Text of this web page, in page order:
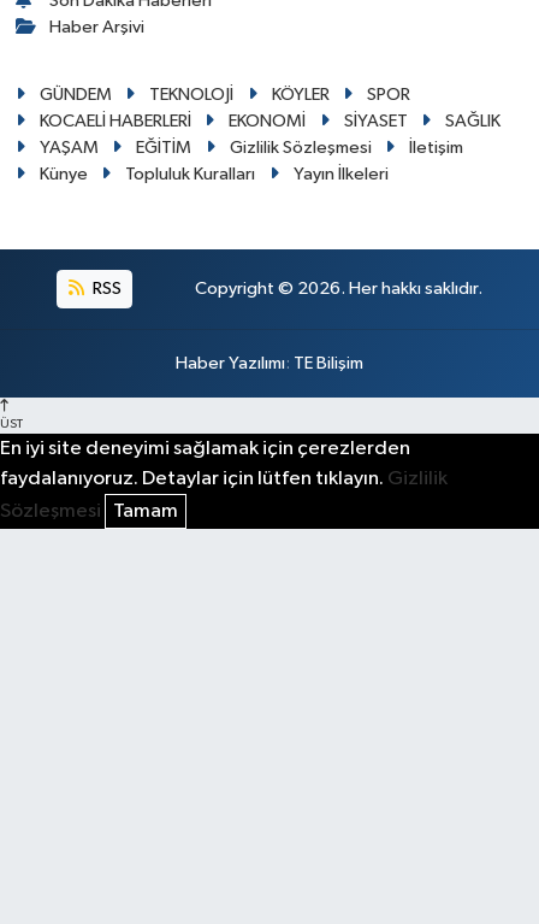
Haber Arşivi
GÜNDEM TEKNOLOJİ KÖYLER
SPOR
KOCAELİ HABERLERİ
EKONOMİ SİYASET
SAĞLIK
YAŞAM
EĞİTİM Gizlilik Sözleşmesi
İletişim
Künye
Topluluk Kuralları Yayın İlkeleri
RSS Copyright © 2026. Her hakkı saklıdır.
Haber Yazılımı: TE Bilişim
ÜST
En iyi site deneyimi sağlamak için çerezlerden
faydalanıyoruz. Detaylar için lütfen tıklayın. Gizlilik
Sözleşmesi
Tamam